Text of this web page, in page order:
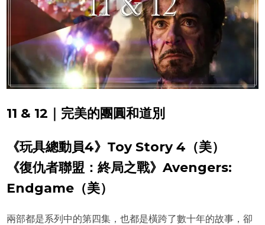
11 & 12｜完美的團圓和道別
《玩具總動員4》Toy Story 4（美）
《復仇者聯盟：終局之戰》Avengers:
Endgame（美）
兩部都是系列中的第四集，也都是橫跨了數十年的故事，卻